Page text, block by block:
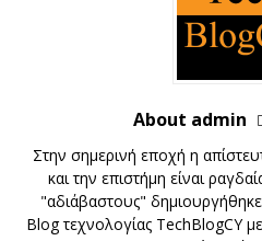
About admin
Στην σημερινή εποχή η
και την επιστήμη είναι
"αδιάβαστους"
Blog τεχνολογίας TechBlogCY